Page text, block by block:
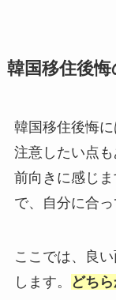
韓国移住後
韓国移住後悔
注意したい点
前向きに感じ
で、自分に合
ここでは、良
します。
どち